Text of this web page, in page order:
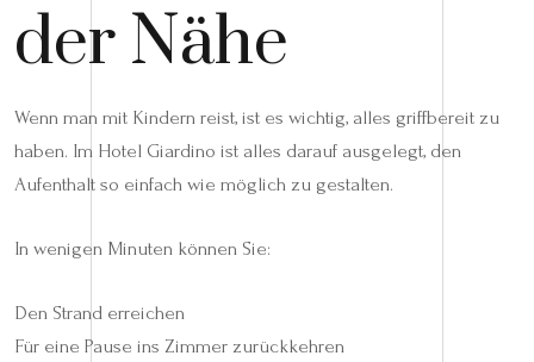
der Nähe
Wenn man mit Kindern reist, ist es wichtig, alles griffbereit zu
haben. Im Hotel Giardino ist alles darauf ausgelegt, den
Aufenthalt so einfach wie möglich zu gestalten.
In wenigen Minuten können Sie:
Den Strand erreichen
Für eine Pause ins Zimmer zurückkehren